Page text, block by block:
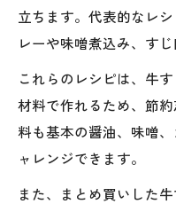
立ちます。代表的なレ
レーや味噌煮込み、す
これらのレシピは、牛
材料で作れるため、節
料も基本の醤油、味噌
ャレンジできます。
また、まとめ買いした